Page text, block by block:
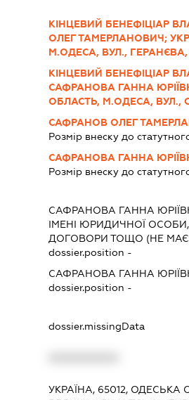
КІНЦЕВИЙ БЕНЕФІЦІАР
ОЛЕГ ТАМЕРЛАНОВИЧ;
М.ОДЕСА, ВУЛ., ГЕРАНЄВА,
КІНЦЕВИЙ БЕНЕФІЦІАР
САФРАНОВА ГАННА
ОБЛАСТЬ, М.ОДЕСА, ВУЛ.,
САФРАНОВ ОЛЕГ
Розмір внеску до
САФРАНОВА ГАННА
Розмір внеску до
САФРАНОВА ГАННА
ІМЕНІ ЮРИДИЧНОЇ
ДОГОВОРИ ТОЩО (НЕ
dossier.position -
САФРАНОВА ГАННА
dossier.position -
dossier.missingData
УКРАЇНА, 65012,